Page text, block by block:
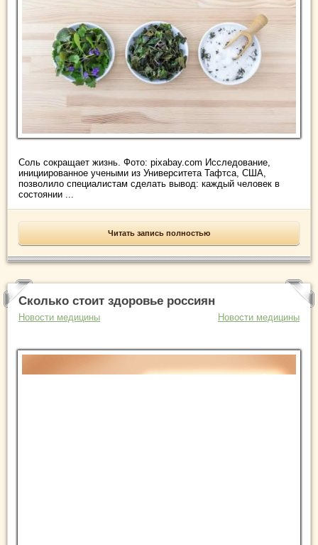
Соль сокращает жизнь. Фото: pixabay.com Исследование,
инициированное учеными из Университета Тафтса, США,
позволило специалистам сделать вывод: каждый человек в
состоянии ...
Читать запись полностью
Сколько стоит здоровье россиян
Новости медицины Новости медицины